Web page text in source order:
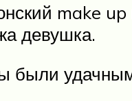
make
девушка.